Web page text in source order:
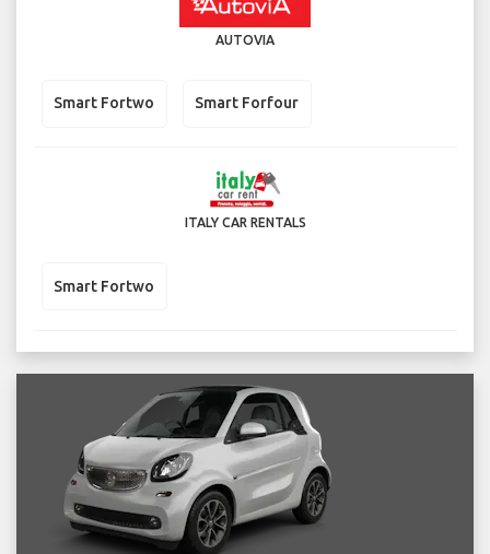
AUTOVIA
Smart Fortwo Smart Forfour
ITALY CAR RENTALS
Smart Fortwo